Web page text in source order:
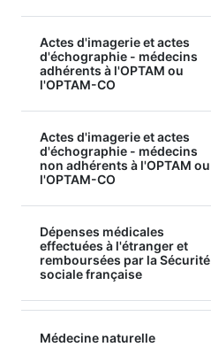
Actes d'imagerie et actes
d'échographie - médecins
adhérents à l'OPTAM ou
l'OPTAM-CO
Actes d'imagerie et actes
d'échographie - médecins
non adhérents à l'OPTAM ou
l'OPTAM-CO
Dépenses médicales
effectuées à l'étranger et
remboursées par la Sécurité
sociale française
Médecine naturelle